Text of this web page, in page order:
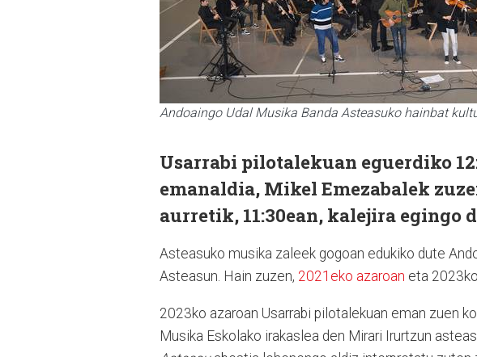
Andoaingo Udal Musika Banda Asteasuko hainbat
Usarrabi pilotalekuan eguerdiko
emanaldia, Mikel Emezabalek
aurretik, 11:30ean, kalejira egingo
Asteasuko musika zaleek gogoan edukiko dute
Asteasun. Hain zuzen, 2021eko azaroan eta
2023ko azaroan Usarrabi pilotalekuan eman zuen
Musika Eskolako irakaslea den Mirari Irurtzun